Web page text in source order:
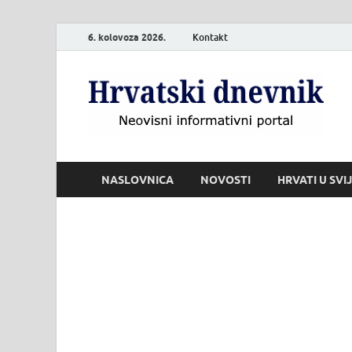
6. kolovoza 2026. Kontakt
NASLOVNICA NOVOSTI HRVATI U